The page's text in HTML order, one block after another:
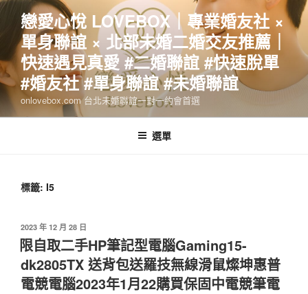
跳
主
要
內
容
戀愛心悅 LOVEBOX｜專業婚友社 ×
單身聯誼 × 北部未婚二婚交友推薦｜
快速遇見真愛 #二婚聯誼 #快速脫單
#婚友社 #單身聯誼 #未婚聯誼
onlovebox.com 台北未婚聯誼一對一約會首選
選單
標籤: I5
發
佈
於
2023 年 12 月 28 日
限自取二手HP筆記型電腦Gaming15-
dk2805TX 送背包送羅技無線滑鼠燦坤惠普
電競電腦2023年1月22購買保固中電競筆電